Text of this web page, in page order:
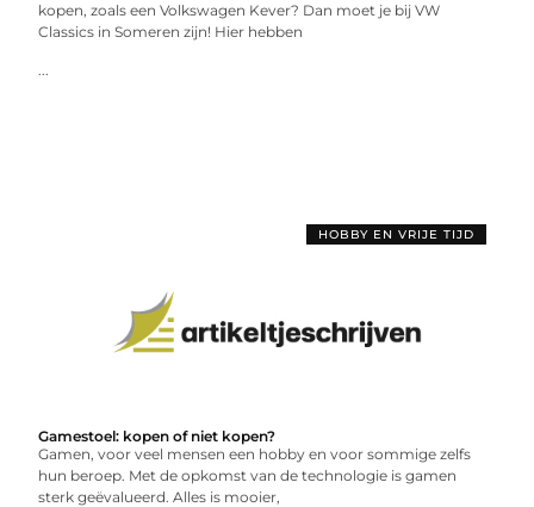
kopen, zoals een Volkswagen Kever? Dan moet je bij VW
Classics in Someren zijn! Hier hebben
...
HOBBY EN VRIJE TIJD
Gamestoel: kopen of niet kopen?
Gamen, voor veel mensen een hobby en voor sommige zelfs
hun beroep. Met de opkomst van de technologie is gamen
sterk geëvalueerd. Alles is mooier,